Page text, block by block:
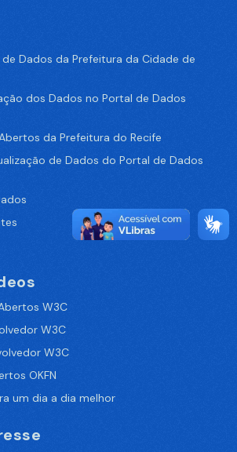
Dados da Prefeitura da Cidade de
dos Dados no Portal de Dados
da Prefeitura do Recife
de Dados do Portal de Dados
W3C
W3C
W3C
OKFN
um dia a dia melhor